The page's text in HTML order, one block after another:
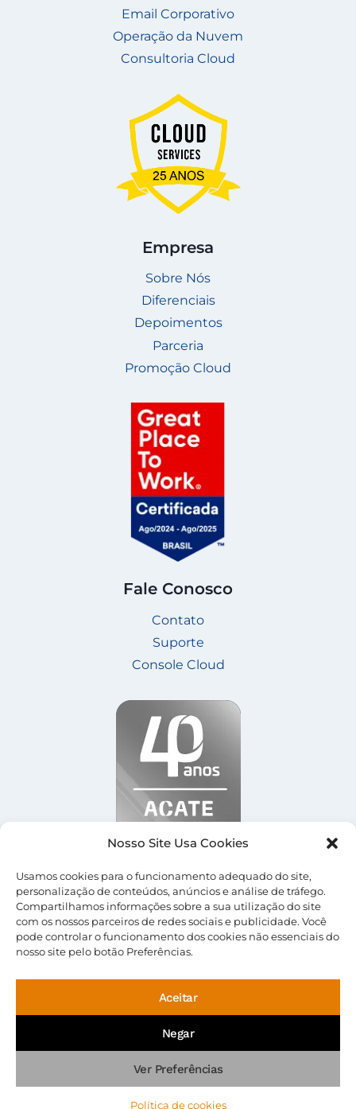
Nosso Site Usa Cookies
Usamos cookies para o funcionamento adequado do site,
personalização de conteúdos, anúncios e análise de tráfego.
Compartilhamos informações sobre a sua utilização do site
com os nossos parceiros de redes sociais e publicidade. Você
pode controlar o funcionamento dos cookies não essenciais do
nosso site pelo botão Preferências.
Aceitar
Negar
Ver Preferências
Política de cookies
Email Corporativo
Operação da Nuvem
Consultoria Cloud
Empresa
Sobre Nós
Diferenciais
Depoimentos
Parceria
Promoção Cloud
Fale Conosco
Contato
Suporte
Console Cloud
© 2026 Central Server |Termos de Uso |Política
de Privacidade